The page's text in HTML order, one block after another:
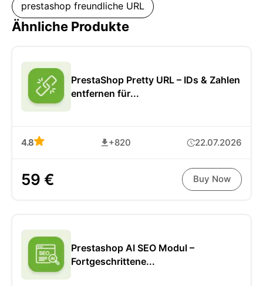
prestashop freundliche URL
Ähnliche Produkte
PrestaShop Pretty URL – IDs & Zahlen
entfernen für...
4.8 +820 22.07.2026
59 € Buy Now
Prestashop AI SEO Modul –
Fortgeschrittene...